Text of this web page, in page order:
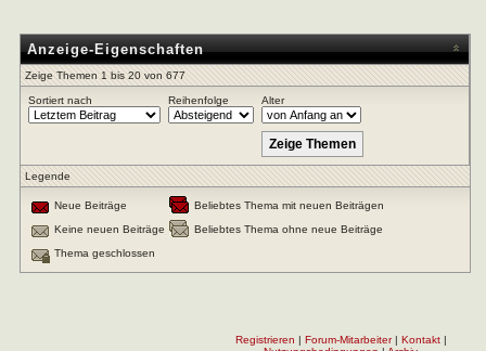
Anzeige-Eigenschaften
Zeige Themen 1 bis 20 von 677
Sortiert nach Reihenfolge Alter
Legende
Neue Beiträge
Beliebtes Thema mit neuen Beiträgen
Keine neuen Beiträge
Beliebtes Thema ohne neue Beiträge
Thema geschlossen
Registrieren | Forum-Mitarbeiter| Kontakt|